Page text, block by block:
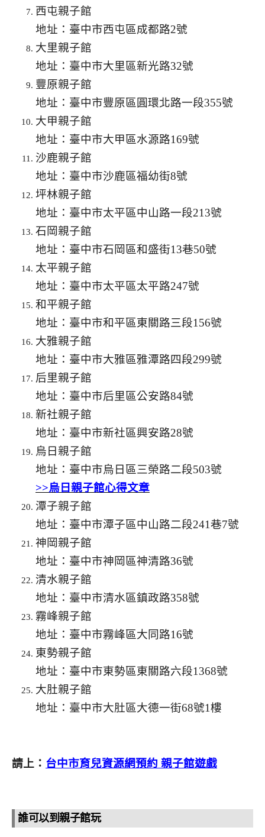
西屯親子館
地址：臺中市西屯區成都路2號
大里親子館
地址：臺中市大里區新光路32號
豐原親子館
地址：臺中市豐原區圓環北路一段355號
大甲親子館
地址：臺中市大甲區水源路169號
沙鹿親子館
地址：臺中市沙鹿區福幼街8號
坪林親子館
地址：臺中市太平區中山路一段213號
石岡親子館
地址：臺中市石岡區和盛街13巷50號
太平親子館
地址：臺中市太平區太平路247號
和平親子館
地址：臺中市和平區東關路三段156號
大雅親子館
地址：臺中市大雅區雅潭路四段299號
后里親子館
地址：臺中市后里區公安路84號
新社親子館
地址：臺中市新社區興安路28號
烏日親子館
地址：臺中市烏日區三榮路二段503號
>>烏日親子館心得文章
潭子親子館
地址：臺中市潭子區中山路二段241巷7號
神岡親子館
地址：臺中市神岡區神清路36號
清水親子館
地址：臺中市清水區鎮政路358號
霧峰親子館
地址：臺中市霧峰區大同路16號
東勢親子館
地址：臺中市東勢區東關路六段1368號
大肚親子館
地址：臺中市大肚區大德一街68號1樓
請上： 台中市育兒資源網預約 親子館遊戲
誰可以到親子館玩